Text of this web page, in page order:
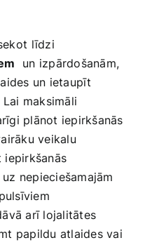
līdzi
⁢ un izpārdošanām,
un ietaupīt
maksimāli
plānot iepirkšanās⁤
veikalu
iepirkšanās
nepieciešamajām
arī ​lojalitātes
papildu atlaides vai‍